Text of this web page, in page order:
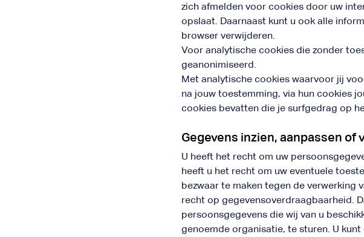
zich afmelden voor cookies door uw
opslaat. Daarnaast kunt u ook alle
browser verwijderen.
Voor analytische cookies die zonder
geanonimiseerd.
Met analytische cookies waarvoor jij
na jouw toestemming, via hun cookies
cookies bevatten die je surfgedrag op
Gegevens inzien, aanpassen of
U heeft het recht om uw
heeft u het recht om uw eventuele
bezwaar te maken tegen de verwerking
recht op gegevensoverdraagbaarheid.
persoonsgegevens die wij van u
genoemde organisatie, te sturen. U